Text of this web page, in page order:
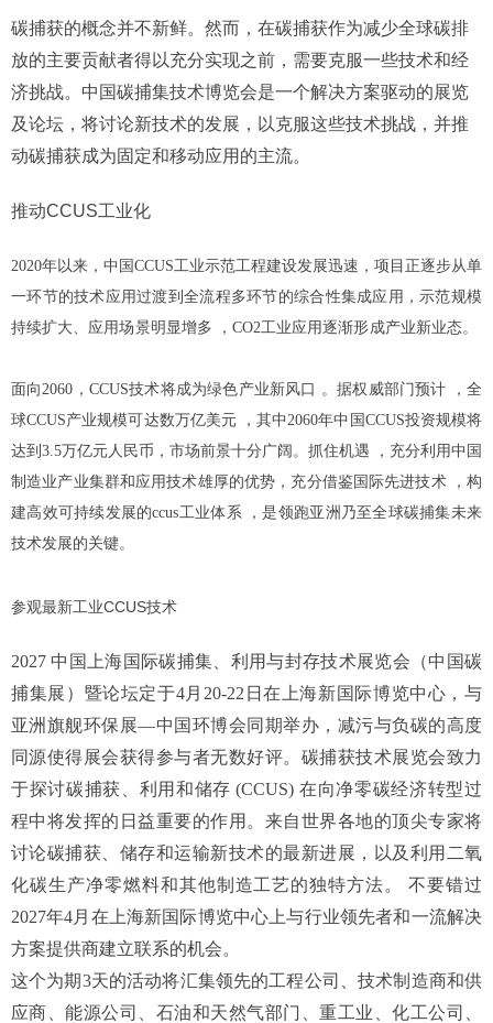
碳捕获的概念并不新鲜。然而，在碳捕获作为减少全球碳排
放的主要贡献者得以充分实现之前，需要克服一些技术和经
济挑战。中国碳捕集技术博览会是一个解决方案驱动的展览
及论坛，将讨论新技术的发展，以克服这些技术挑战，并推
动碳捕获成为固定和移动应用的主流。
推动CCUS工业化
2020年以来，中国CCUS工业示范工程建设发展迅速，项目正逐步从单
一环节的技术应用过渡到全流程多环节的综合性集成应用，示范规模
持续扩大、应用场景明显增多 ，CO2工业应用逐渐形成产业新业态。
面向2060，CCUS技术将成为绿色产业新风口 。据权威部门预计 ，全
球CCUS产业规模可达数万亿美元 ，其中2060年中国CCUS投资规模将
达到3.5万亿元人民币，市场前景十分广阔。抓住机遇 ，充分利用中国
制造业产业集群和应用技术雄厚的优势，充分借鉴国际先进技术 ，构
建高效可持续发展的ccus工业体系 ，是领跑亚洲乃至全球碳捕集未来
技术发展的关键。
参观最新工业CCUS技术
2027 中国上海国际碳捕集、利用与封存技术展览会（中国碳
捕集展）暨论坛定于4月20-22日在上海新国际博览中心，与
亚洲旗舰环保展—中国环博会同期举办，减污与负碳的高度
同源使得展会获得参与者无数好评。碳捕获技术展览会致力
于探讨碳捕获、利用和储存 (CCUS) 在向净零碳经济转型过
程中将发挥的日益重要的作用。来自世界各地的顶尖专家将
讨论碳捕获、储存和运输新技术的最新进展，以及利用二氧
化碳生产净零燃料和其他制造工艺的独特方法。 不要错过
2027年4月在上海新国际博览中心上与行业领先者和一流解决
方案提供商建立联系的机会。
这个为期3天的活动将汇集领先的工程公司、技术制造商和供
应商、能源公司、石油和天然气部门、重工业、化工公司、